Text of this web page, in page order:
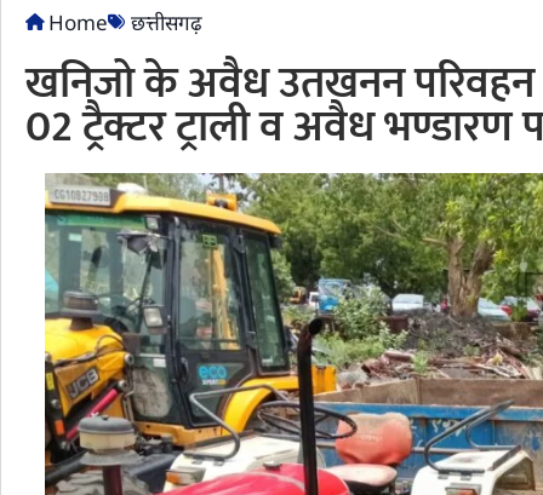
Home छत्तीसगढ़
खनिजो के अवैध उतखनन परिवहन
02 ट्रैक्टर ट्राली व अवैध